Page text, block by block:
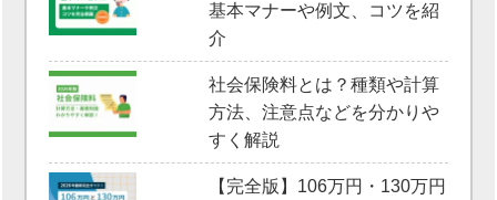
基本マナーや例文、コツを紹
介
社会保険料とは？種類や計算
方法、注意点などを分かりや
すく解説
【完全版】106万円・130万円